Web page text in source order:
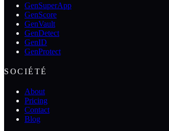
GenSuperApp
GenScore
GenVault
GenDetect
GenID
GenProtect
SOCIÉTÉ
About
Pricing
Contact
Blog